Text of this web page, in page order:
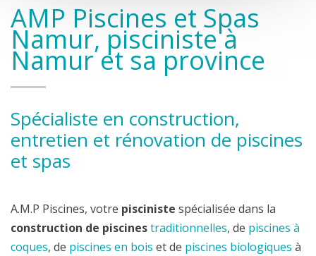
AMP Piscines et Spas
Namur, pisciniste à
Namur et sa province
Spécialiste en construction,
entretien et rénovation de piscines
et spas
A.M.P Piscines, votre pisciniste spécialisée dans la
construction de piscinestraditionnelles, de piscines à
coques, de piscines en bois et de piscines biologiques à